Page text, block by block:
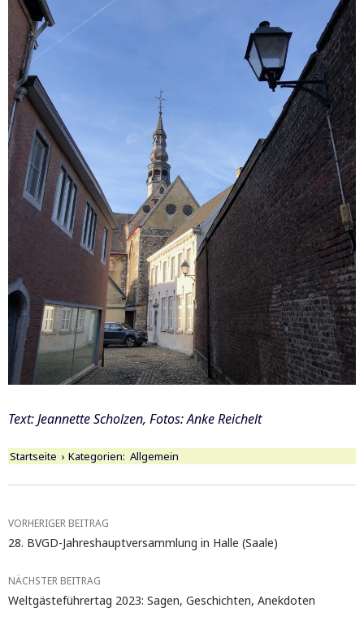
Text: Jeannette Scholzen, Fotos: Anke Reichelt
Startseite › Kategorien: Allgemein
Beitragsnavigation
VORHERIGER BEITRAG
28. BVGD-Jahreshauptversammlung in Halle (Saale)
NÄCHSTER BEITRAG
Weltgästeführertag 2023: Sagen, Geschichten, Anekdoten